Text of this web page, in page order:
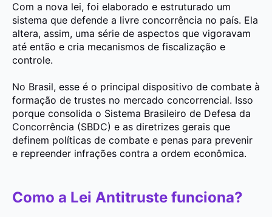
Com a nova lei, foi elaborado e estruturado um
sistema que defende a livre concorrência no país. Ela
altera, assim, uma série de aspectos que vigoravam
até então e cria mecanismos de fiscalização e
controle.
No Brasil, esse é o principal dispositivo de combate à
formação de trustes no mercado concorrencial. Isso
porque consolida o Sistema Brasileiro de Defesa da
Concorrência (SBDC) e as diretrizes gerais que
definem políticas de combate e penas para prevenir
e repreender infrações contra a ordem econômica.
Como a Lei Antitruste funciona?